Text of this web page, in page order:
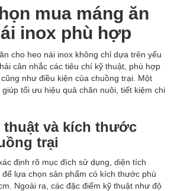
mua máng ăn
inox phù hợp
cho heo nái inox không chỉ dựa trên yếu
cân nhắc các tiêu chí kỹ thuật, phù hợp
như điều kiện của chuồng trại. Một
tối ưu hiệu quả chăn nuôi, tiết kiệm chi
thuật và kích thước
trại
định rõ mục đích sử dụng, diện tích
lựa chọn sản phẩm có kích thước phù
Ngoài ra, các đặc điểm kỹ thuật như độ